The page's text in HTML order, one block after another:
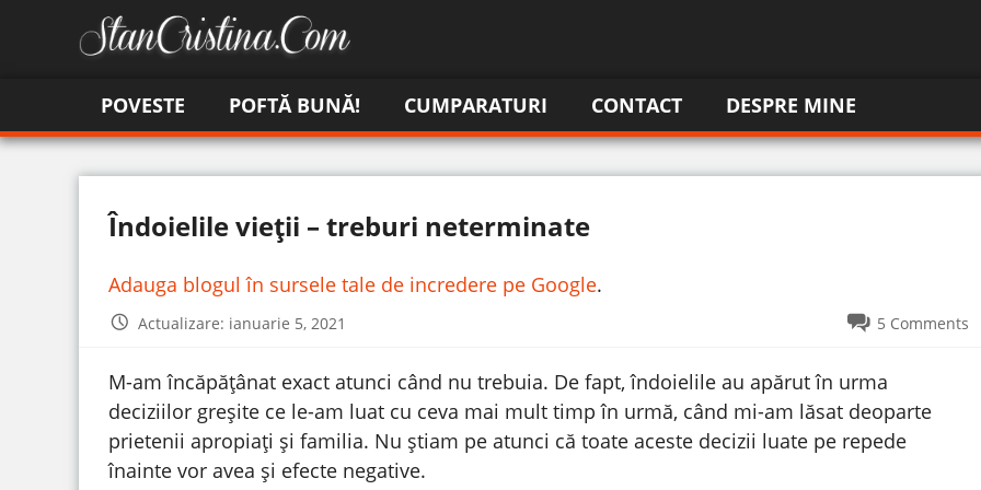
POVESTE POFTĂ BUNĂ! CUMPARATURI CONTACT DESPRE MINE
Îndoielile vieții – treburi neterminate
Adauga blogul în sursele tale de incredere pe Google.
Actualizare: ianuarie 5, 2021 5 Comments
M-am încăpățânat exact atunci când nu trebuia. De fapt, îndoielile au apărut în urma
deciziilor greșite ce le-am luat cu ceva mai mult timp în urmă, când mi-am lăsat deoparte
prietenii apropiați și familia. Nu știam pe atunci că toate aceste decizii luate pe repede
înainte vor avea și efecte negative.